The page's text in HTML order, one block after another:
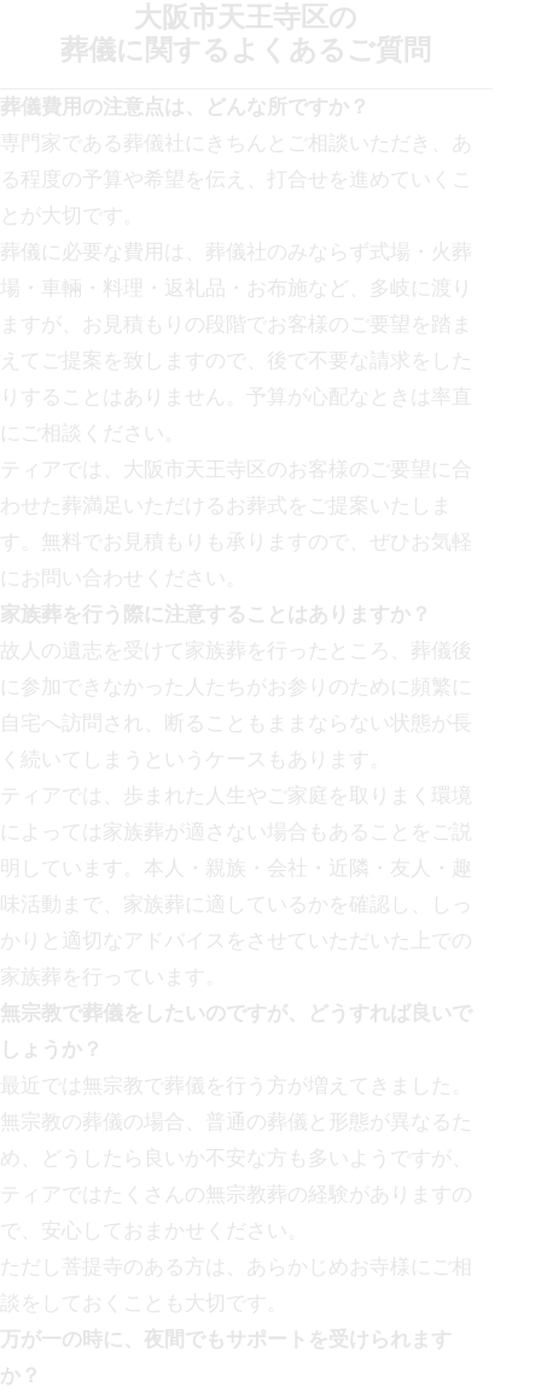
大阪市天王寺区の
葬儀に関する よくあるご質問
葬儀費用の注意点は、どんな所ですか？
専門家である葬儀社にきちんとご相談いただき、あ
る程度の予算や希望を伝え、打合せを進めていくこ
とが大切です。
葬儀に必要な費用は、葬儀社のみならず式場・火葬
場・車輛・料理・返礼品・お布施など、多岐に渡り
ますが、お見積もりの段階でお客様のご要望を踏ま
えてご提案を致しますので、後で不要な請求をした
りすることはありません。予算が心配なときは率直
にご相談ください。
ティアでは、
大阪市天王寺区のお客様のご要望に合
わせた葬満足いただけるお葬式をご提案いたしま
す。無料でお見積もりも承りますので、ぜひお気軽
にお問い合わせください。
家族葬を行う際に注意することはありますか？
故人の遺志を受けて家族葬を行ったところ、葬儀後
に参加できなかった人たちがお参りのために頻繁に
自宅へ訪問され、断ることもままならない状態が長
く続いてしまうというケースもあります。
ティアでは、歩まれた人生やご家庭を取りまく環境
によっては家族葬が適さない場合もあることをご説
明しています。本人・親族・会社・近隣・友人・趣
味活動まで、家族葬に適しているかを確認し、しっ
かりと適切なアドバイスをさせていただいた上での
家族葬を行っています。
無宗教で葬儀をしたいのですが、どうすれば良いで
しょうか？
最近では無宗教で葬儀を行う方が増えてきました。
無宗教の葬儀の場合、普通の葬儀と形態が異なるた
め、どうしたら良いか不安な方も多いようですが、
ティアではたくさんの無宗教葬の経験がありますの
で、安心しておまかせください。
ただし菩提寺のある方は、あらかじめお寺様にご相
談をしておくことも大切です。
万が一の時に、夜間でもサポートを受けられます
か？